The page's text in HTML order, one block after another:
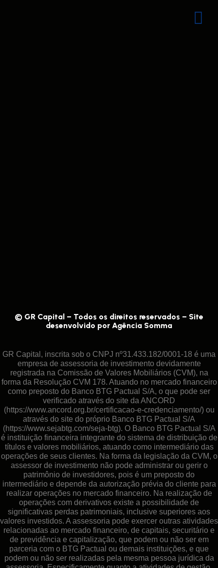
© GR Capital – Todos os direitos reservados – Site
desenvolvido por Agência Somma
GR Capital, inscrita sob o CNPJ nº31.433.182/0001-18 é uma
empresa de assessoria de investimento devidamente
registrada na Comissão de Valores Mobiliários (CVM), na
forma da Resolução CVM 178. Atuando no mercado financeiro
como preposto do Banco BTG Pactual S/A, o que pode ser
verificado através do site da ANCORD
(https://www.ancord.org.br/certificacao-e-credenciamento/) ou
através do site do próprio Banco BTG Pactual S/A
(https://www.sejabtg.com/seja-btg). O Banco BTG Pactual S/A
é instituição financeira integrante do sistema de distribuição de
títulos e valores mobiliários, atuando como intermediário das
operações de seus clientes. Na forma da legislação da CVM, o
assessor de investimento não pode administrar ou gerir o
patrimônio de investidores, pois é um preposto do
intermediário e depende da autorização prévia do cliente para
realizar operações no mercado financeiro. Na realização de
operações com derivativos existe a possibilidade de
significativas perdas patrimoniais, inclusive superiores aos
valores investidos. A assessoria pode exercer outras atividades
relacionadas ao mercado financeiro, de capitais, securitário e
de previdência e capitalização, que podem ou não ser em
parceria com o BTG Pactual ou demais instituições, e que
podem ou não ser realizadas pela mesma pessoa jurídica da